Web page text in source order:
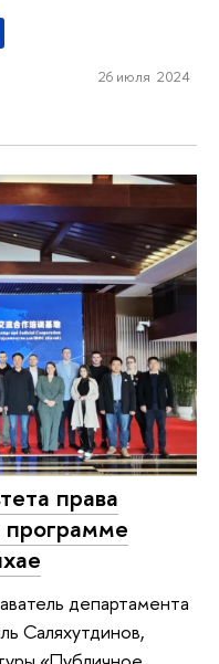
26 июля 2024
права
департамента
Саляхутдинов,